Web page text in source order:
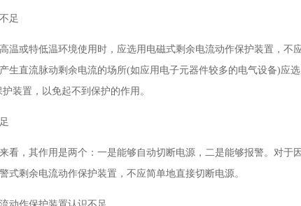
足
温或特低温环境使用时，应选用电磁式剩余电流动作保护装置，不
生直流脉动剩余电流的场所(如应用电子元器件较多的电气设备)应
装置，以免起不到保护的作用。
看，其作用是两个：一是能够自动切断电源，二是能够报警。对于
式剩余电流动作保护装置，不应简单地直接切断电源。